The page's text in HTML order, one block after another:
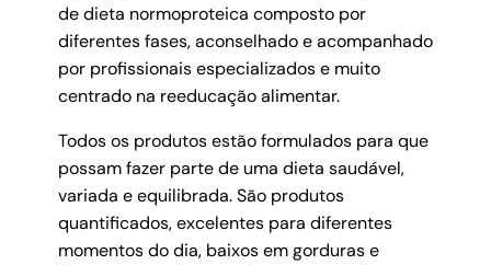
de dieta normoproteica composto por
diferentes fases, aconselhado e acompanhado
por profissionais especializados e muito
centrado na reeducação alimentar.
Todos os produtos estão formulados para que
possam fazer parte de uma dieta saudável,
variada e equilibrada. São produtos
quantificados, excelentes para diferentes
momentos do dia, baixos em gorduras e